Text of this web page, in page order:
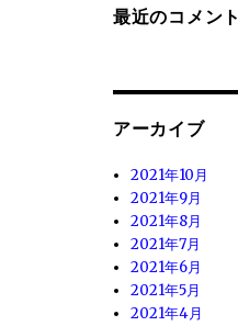
最近のコメント
アーカイブ
2021年10月
2021年9月
2021年8月
2021年7月
2021年6月
2021年5月
2021年4月